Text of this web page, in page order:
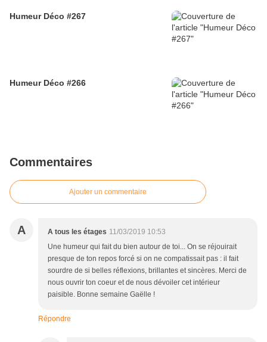
Humeur Déco #267
Humeur Déco #266
Commentaires
Ajouter un commentaire
A A tous les étages 11/03/2019 10:53
Une humeur qui fait du bien autour de toi... On se réjouirait
presque de ton repos forcé si on ne compatissait pas : il fait
sourdre de si belles réflexions, brillantes et sincères. Merci de
nous ouvrir ton coeur et de nous dévoiler cet intérieur
paisible. Bonne semaine Gaëlle !
Répondre